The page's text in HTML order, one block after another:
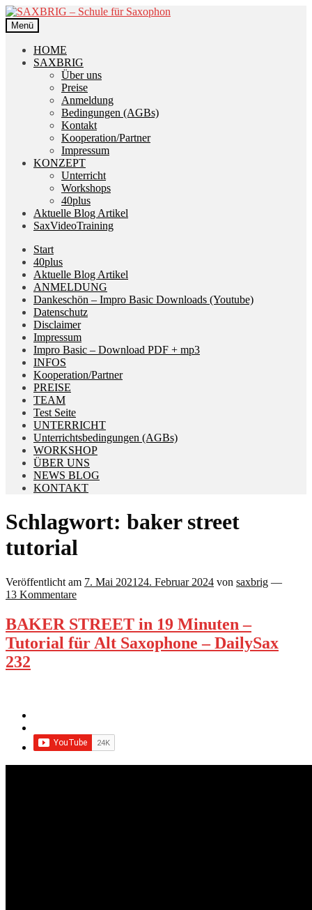
Zur
Navigation
springen
Zum
Inhalt
springen
Menü
HOME
SAXBRIG
Über uns
Preise
Anmeldung
Bedingungen (AGBs)
Kontakt
Kooperation/Partner
Impressum
KONZEPT
Unterricht
Workshops
40plus
Aktuelle Blog Artikel
SaxVideoTraining
Start
40plus
Aktuelle Blog Artikel
ANMELDUNG
Dankeschön – Impro Basic Downloads (Youtube)
Datenschutz
Disclaimer
Impressum
Impro Basic – Download PDF + mp3
INFOS
Kooperation/Partner
PREISE
TEAM
Test Seite
UNTERRICHT
Unterrichtsbedingungen (AGBs)
WORKSHOP
ÜBER UNS
NEWS BLOG
KONTAKT
Schlagwort: baker street
tutorial
Veröffentlicht am 7. Mai 2021 24. Februar 2024 von saxbrig —
13 Kommentare
BAKER STREET in 19 Minuten –
Tutorial für Alt Saxophone – DailySax
232